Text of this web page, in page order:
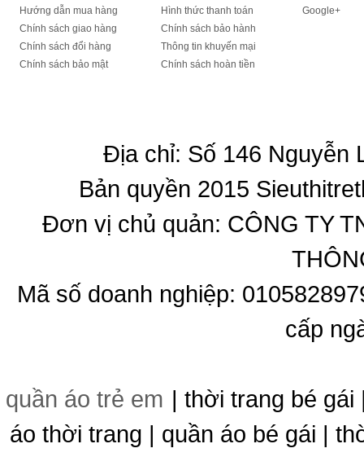
Hướng dẫn mua hàng
Chính sách giao hàng
Chính sách đổi hàng
Chính sách bảo mật
Hình thức thanh toán
Chính sách bảo hành
Thông tin khuyến mại
Chính sách hoàn tiền
Google+
Địa chỉ: Số 146 Nguyễn
Bản quyền 2015
Đơn vị chủ quản: CÔNG TY
Mã số doanh nghiệp:
cấp
quần áo trẻ em | thời trang bé gái
áo thời trang | quần áo bé gái |